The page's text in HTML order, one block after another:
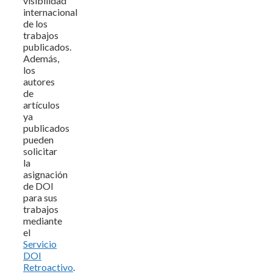
internacional
de los
trabajos
publicados.
Además,
los
autores
de
artículos
ya
publicados
pueden
solicitar
la
asignación
de DOI
para sus
trabajos
mediante
el
Servicio
DOI
Retroactivo.